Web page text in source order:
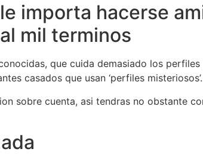
importa hacerse
mil terminos
que cuida demasiado los
casados que usan ‘perfiles misteriosos’.
sobre cuenta, asi tendras no obstante